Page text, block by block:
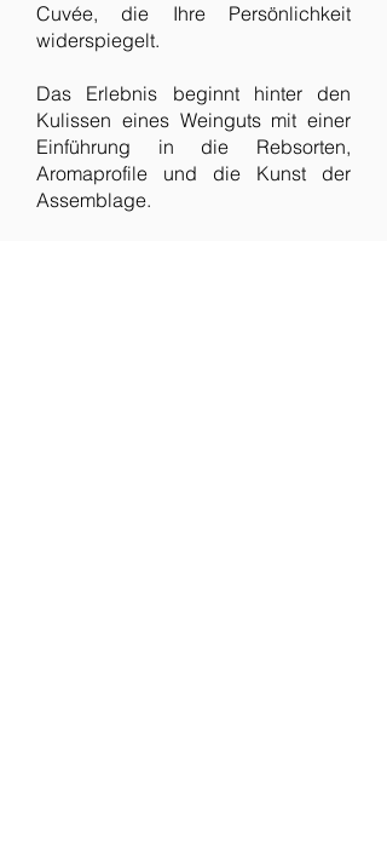
Cuvée, die Ihre Persönlichkeit
widerspiegelt.
Das Erlebnis beginnt hinter den
Kulissen eines Weinguts mit einer
Einführung in die Rebsorten,
Aromaprofile und die Kunst der
Assemblage.